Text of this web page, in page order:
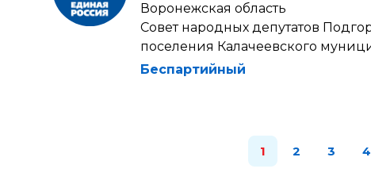
Воронежская область
Совет народных депутатов
поселения Калачеевского
Беспартийный
1 2 3 4